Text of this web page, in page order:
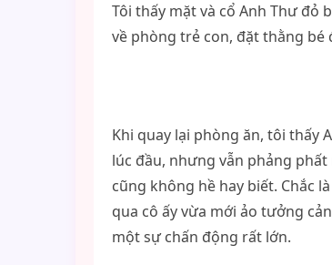
Tôi thấy mặt và cổ Anh Thư đỏ
về phòng trẻ con, đặt thằng bé
Khi quay lại phòng ăn, tôi thấy
lúc đầu, nhưng vẫn phảng
cũng không hề hay biết. Chắc
qua cô ấy vừa mới ảo tưởng
một sự chấn động rất lớn.